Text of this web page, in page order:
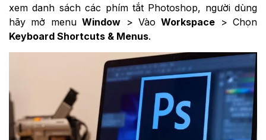
xem danh sách các phím tắt Photoshop, người dùng
hãy mở menuWindow > VàoWorkspace > Chọn
Keyboard Shortcuts & Menus.